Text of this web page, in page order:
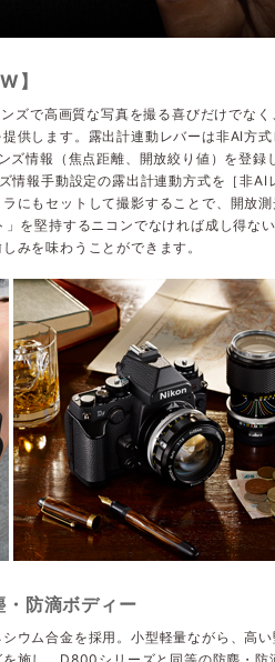
】
ズで高画質な写真を撮る喜びだけでな
供します。露出計連動レバーは非AI方
情報（焦点距離、開放絞り値）を登録
報手動設定の露出計連動方式を［非AI
にもセットして撮影することで、開放
を堅持するニコンでなければ成し得な
みを味わうことができます。
防滴ボディー
ウム合金を採用。小型軽量ながら、高